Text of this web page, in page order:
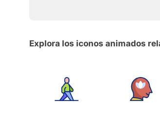
Explora los iconos animados